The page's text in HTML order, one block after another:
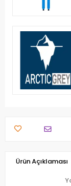
Ürün Açıklaması